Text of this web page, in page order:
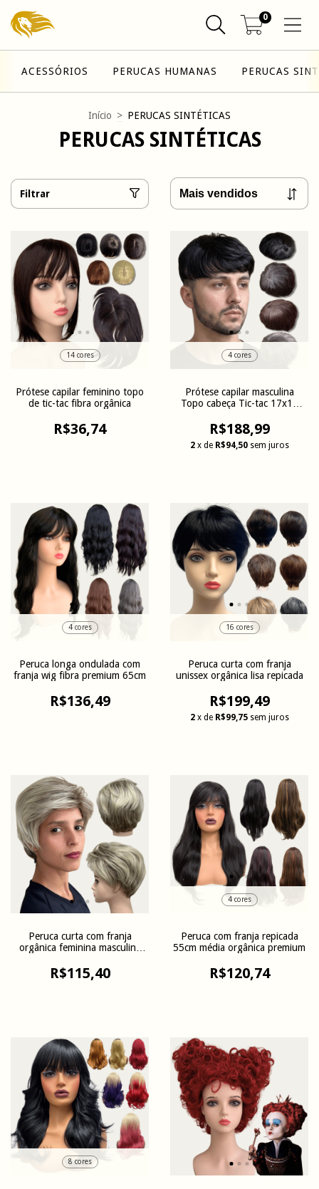
0
ACESSÓRIOS PERUCAS HUMANAS PERUCAS
Início > PERUCAS SINTÉTICAS
PERUCAS SINTÉTICAS
Filtrar
14 cores
Prótese capilar feminino topo
de tic-tac fibra orgânica
R$36,74
4 cores
Prótese capilar masculina
Topo cabeça Tic-tac 17x17
R$188,99
2 x de R$94,50 sem juros
4 cores
Peruca longa ondulada com
franja wig fibra premium 65cm
R$136,49
16 cores
Peruca curta com franja
unissex orgânica lisa repicada
R$199,49
2 x de R$99,75 sem juros
Peruca curta com franja
orgânica feminina masculina
R$115,40
4 cores
Peruca com franja repicada
55cm média orgânica premium
R$120,74
8 cores